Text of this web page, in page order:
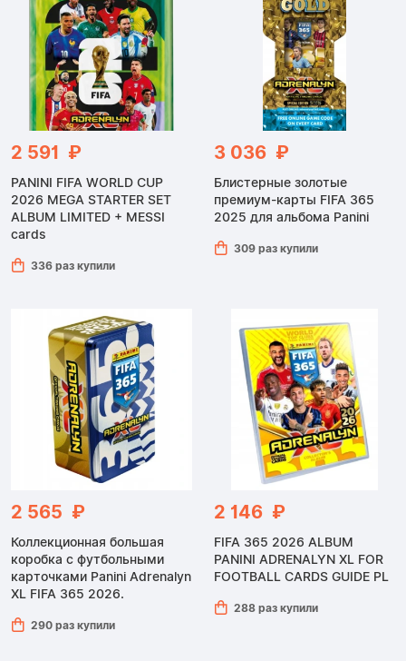
2 591 ₽
PANINI FIFA WORLD CUP
2026 MEGA STARTER SET
ALBUM LIMITED + MESSI
cards
336 раз купили
3 036 ₽
Блистерные золотые
премиум-карты FIFA 365
2025 для альбома Panini
309 раз купили
2 565 ₽
Коллекционная большая
коробка с футбольными
карточками Panini Adrenalyn
XL FIFA 365 2026.
290 раз купили
2 146 ₽
FIFA 365 2026 ALBUM
PANINI ADRENALYN XL FOR
FOOTBALL CARDS GUIDE PL
288 раз купили